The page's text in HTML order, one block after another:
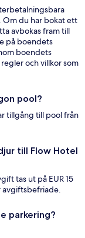
Om du har bokat ett
avbokas fram till
på boendets
boendets
och villkor som
pool?
tillgång till pool från
till Flow Hotel
tas ut på EUR 15
avgiftsbefriade.
parkering?